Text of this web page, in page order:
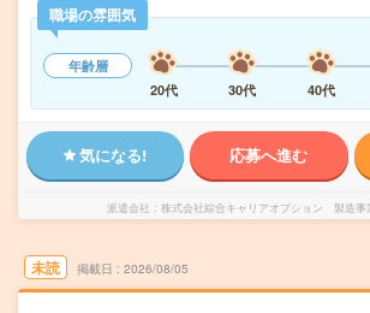
職場の雰囲気
年齢層
20代
30代 40代
気になる! 応募へ進む
派遣会社 株式会社綜合キャリアオプション 製造事
未読 掲載日 2026/08/05